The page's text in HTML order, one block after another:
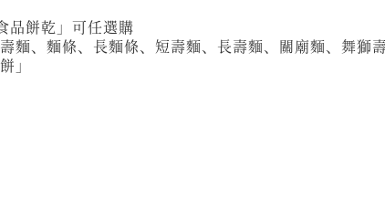
品餅乾」可任選購
麵、麵條、長麵條、短壽麵、長壽麵、關廟麵、舞獅壽
」